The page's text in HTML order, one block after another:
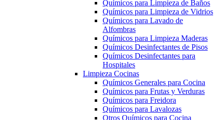
Químicos para Limpieza de Baños
Químicos para Limpieza de Vidrios
Químicos para Lavado de
Alfombras
Químicos para Limpieza Maderas
Químicos Desinfectantes de Pisos
Químicos Desinfectantes para
Hospitales
Limpieza Cocinas
Químicos Generales para Cocina
Químicos para Frutas y Verduras
Químicos para Freidora
Químicos para Lavalozas
Otros Químicos para Cocina